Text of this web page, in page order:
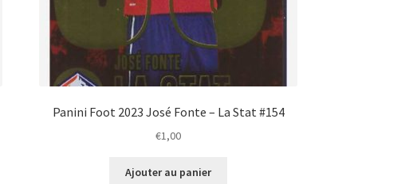
Panini Foot 2023 José Fonte – La Stat #154
€1,00
Ajouter au panier